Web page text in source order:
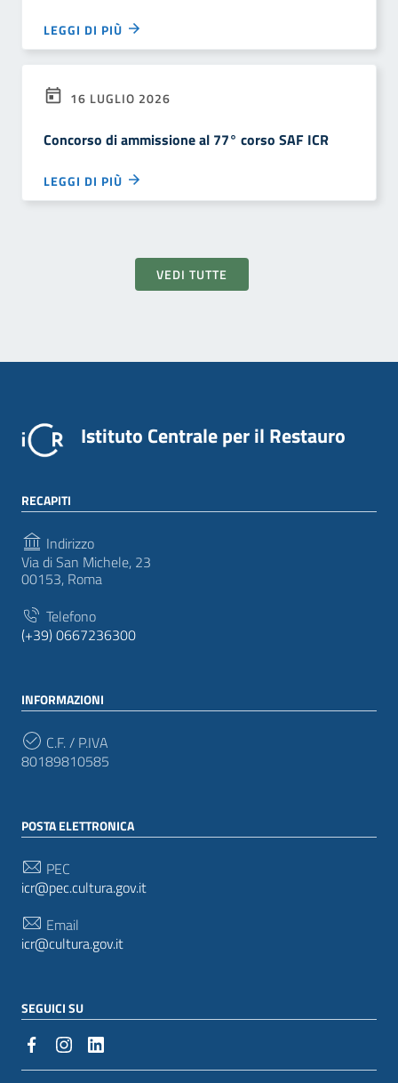
LEGGI DI PIÙ
16 LUGLIO 2026
Concorso di ammissione al 77° corso SAF ICR
LEGGI DI PIÙ
VEDI TUTTE
Istituto Centrale per il Restauro
RECAPITI
Indirizzo
Via di San Michele, 23
00153, Roma
Telefono
(+39) 0667236300
INFORMAZIONI
C.F. / P.IVA
80189810585
POSTA ELETTRONICA
PEC
icr@pec.cultura.gov.it
Email
icr@cultura.gov.it
SEGUICI SU